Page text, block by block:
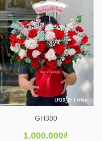
GH380
1.000.000₫